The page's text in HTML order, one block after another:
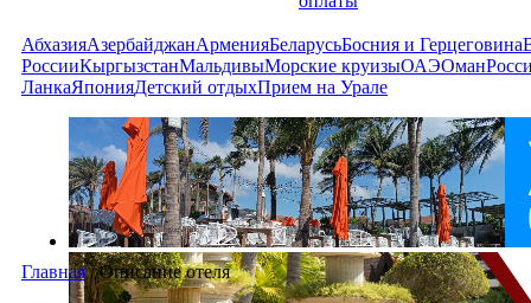
АбхазияАзербайджанАрменияБеларусьБосния и Герцеговина
РоссииКыргызстанМальдивыМорские круизыОАЭОман
ЛанкаЯпонияДетский отдыхПрием на Урале
Главная /Описание отеля